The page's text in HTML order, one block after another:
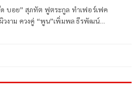
บอย” สุภทัต ฟูตระกูล ทำเฟอร์เฟค
วงาม ควงคู่ “พูน”เพิ่มพล ธีรพัฒน์